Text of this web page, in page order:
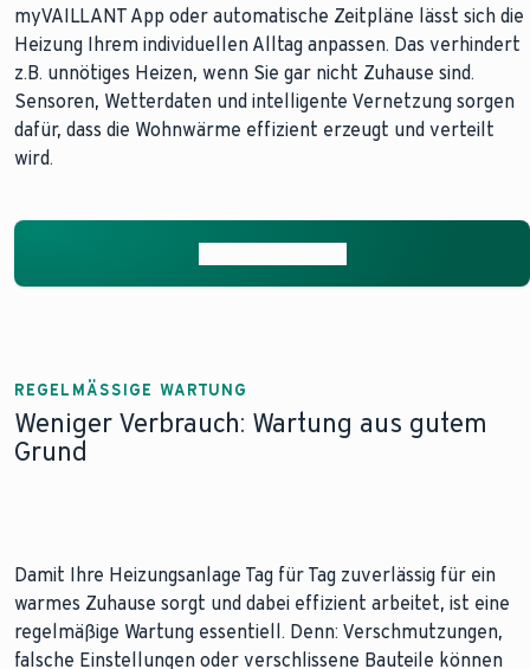
myVAILLANT App oder automatische Zeitpläne lässt sich die
Heizung Ihrem individuellen Alltag anpassen. Das verhindert
z.B. unnötiges Heizen, wenn Sie gar nicht Zuhause sind.
Sensoren, Wetterdaten und intelligente Vernetzung sorgen
dafür, dass die Wohnwärme effizient erzeugt und verteilt
wird.
REGELMÄSSIGE WARTUNG
Weniger Verbrauch: Wartung aus gutem
Grund
Damit Ihre Heizungsanlage Tag für Tag zuverlässig für ein
warmes Zuhause sorgt und dabei effizient arbeitet, ist eine
regelmäßige Wartung essentiell. Denn: Verschmutzungen,
falsche Einstellungen oder verschlissene Bauteile können